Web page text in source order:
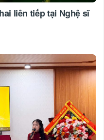
liên tiếp tại Nghệ sĩ